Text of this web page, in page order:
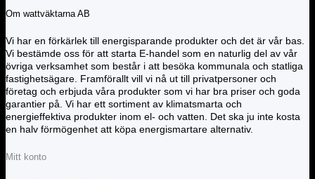
Om wattväktarna AB
Vi har en förkärlek till energisparande produkter och det är vår bas.
Vi bestämde oss för att starta E-handel som en naturlig del av vår
övriga verksamhet som består i att besöka kommunala och statliga
fastighetsägare. Framförallt vill vi nå ut till privatpersoner och
företag och erbjuda våra produkter som vi har bra priser och goda
garantier på. Vi har ett sortiment av klimatsmarta och
energieffektiva produkter inom el- och vatten. Det ska ju inte kosta
en halv förmögenhet att köpa energismartare alternativ.
Mitt konto